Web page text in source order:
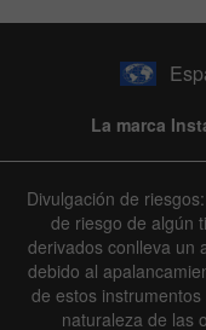
La marca
Divulgación de
de riesgo de algún
derivados conlleva un
debido al
de estos
naturaleza de las